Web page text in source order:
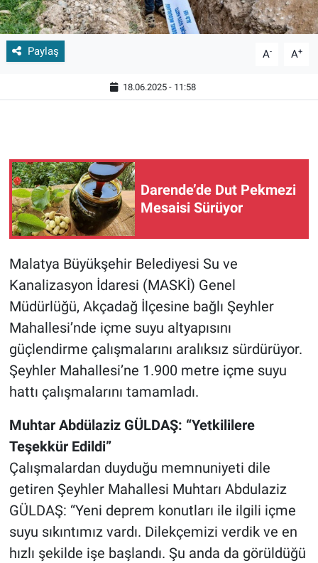
Paylaş A- A+
18.06.2025 - 11:58
Darende’de Dut Pekmezi
Mesaisi Sürüyor
Malatya Büyükşehir Belediyesi Su ve
Kanalizasyon İdaresi (MASKİ) Genel
Müdürlüğü, Akçadağ İlçesine bağlı Şeyhler
Mahallesi’nde içme suyu altyapısını
güçlendirme çalışmalarını aralıksız sürdürüyor.
Şeyhler Mahallesi’ne 1.900 metre içme suyu
hattı çalışmalarını tamamladı.
Muhtar Abdülaziz GÜLDAŞ: “Yetkililere
Teşekkür Edildi”
Çalışmalardan duyduğu memnuniyeti dile
getiren Şeyhler Mahallesi Muhtarı Abdulaziz
GÜLDAŞ: “Yeni deprem konutları ile ilgili içme
suyu sıkıntımız vardı. Dilekçemizi verdik ve en
hızlı şekilde işe başlandı. Şu anda da görüldüğü